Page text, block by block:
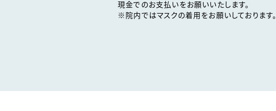
現金でのお支払いをお願いいたします。
※院内ではマスクの着用をお願いしております。